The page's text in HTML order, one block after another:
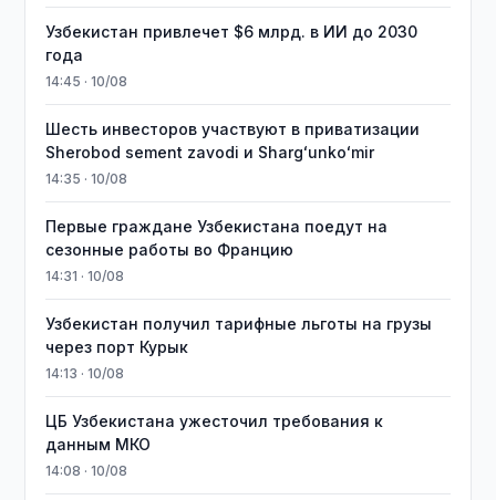
Узбекистан привлечет $6 млрд. в ИИ до 2030
года
14:45 · 10/08
Шесть инвесторов участвуют в приватизации
Sherobod sement zavodi и Shargʻunkoʻmir
14:35 · 10/08
Первые граждане Узбекистана поедут на
сезонные работы во Францию
14:31 · 10/08
Узбекистан получил тарифные льготы на грузы
через порт Курык
14:13 · 10/08
ЦБ Узбекистана ужесточил требования к
данным МКО
14:08 · 10/08